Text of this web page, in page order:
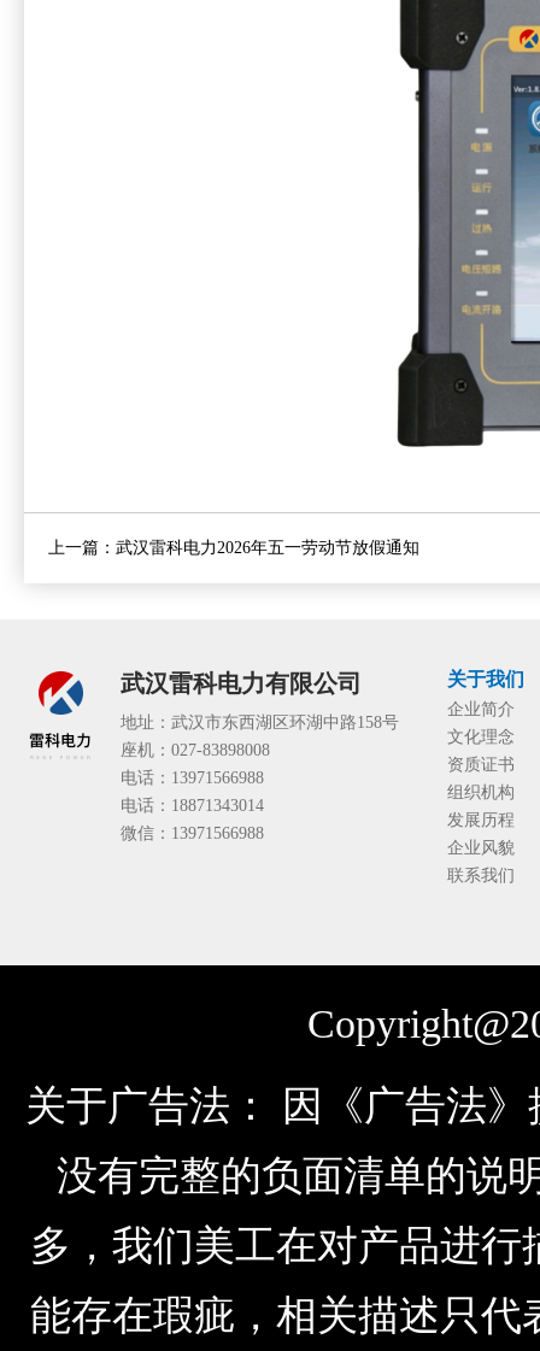
上一篇： 武汉雷科电力2026年五一劳动节放假通知
武汉雷科电力有限公司
地址：武汉市东西湖区环湖中路158号
座机：027-83898008
电话：13971566988
电话：18871343014
微信：13971566988
关于我们
企业简介
文化理念
资质证书
组织机构
发展历程
企业风貌
联系我们
关于广告法： 因《广告法
没有完整的负面清单的说
多，我们美工在对产品进
能存在瑕疵，相关描述只